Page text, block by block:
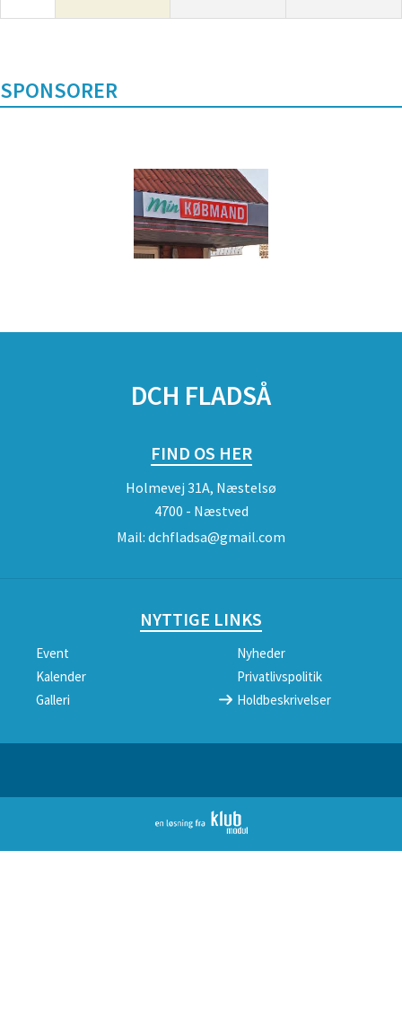
SPONSORER
DCH FLADSÅ
FIND OS HER
Holmevej 31A, Næstelsø
4700 - Næstved
Mail: dchfladsa@gmail.com
NYTTIGE LINKS
Event
Nyheder
Kalender
Privatlivspolitik
Galleri
Holdbeskrivelser